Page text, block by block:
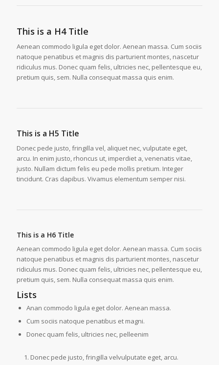
This is a H4 Title
Aenean commodo ligula eget dolor. Aenean massa. Cum sociis
natoque penatibus et magnis dis parturient montes, nascetur
ridiculus mus. Donec quam felis, ultricies nec, pellentesque eu,
pretium quis, sem. Nulla consequat massa quis enim.
This is a H5 Title
Donec pede justo, fringilla vel, aliquet nec, vulputate eget,
arcu. In enim justo, rhoncus ut, imperdiet a, venenatis vitae,
justo. Nullam dictum felis eu pede mollis pretium. Integer
tincidunt. Cras dapibus. Vivamus elementum semper nisi.
This is a H6 Title
Aenean commodo ligula eget dolor. Aenean massa. Cum sociis
natoque penatibus et magnis dis parturient montes, nascetur
ridiculus mus. Donec quam felis, ultricies nec, pellentesque eu,
pretium quis, sem. Nulla consequat massa quis enim.
Lists
Anan commodo ligula eget dolor. Aenean massa.
Cum sociis natoque penatibus et magni.
Donec quam felis, ultricies nec, pelleenim
Donec pede justo, fringilla velvulputate eget, arcu.